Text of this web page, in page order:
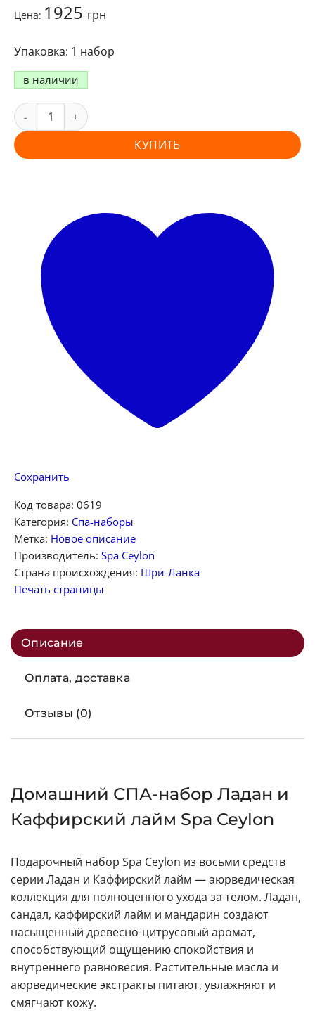
Цена: 1925 грн
1 набор
в наличии
КУПИТЬ
Сохранить
Код товара: 0619
Категория: Спа-наборы
Метка: Новое описание
Производитель: Spa Ceylon
Страна происхождения: Шри-Ланка
Печать страницы
Описание
Оплата, доставка
Отзывы (0)
Домашний СПА-набор Ладан и
Каффирский лайм Spa Ceylon
Подарочный набор Spa Ceylon из восьми средств
серии Ладан и Каффирский лайм — аюрведическая
коллекция для полноценного ухода за телом. Ладан,
сандал, каффирский лайм и мандарин создают
насыщенный древесно-цитрусовый аромат,
способствующий ощущению спокойствия и
внутреннего равновесия. Растительные масла и
аюрведические экстракты питают, увлажняют и
смягчают кожу.